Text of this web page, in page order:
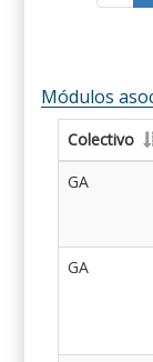
Módulos
Colectivo
GA
GA